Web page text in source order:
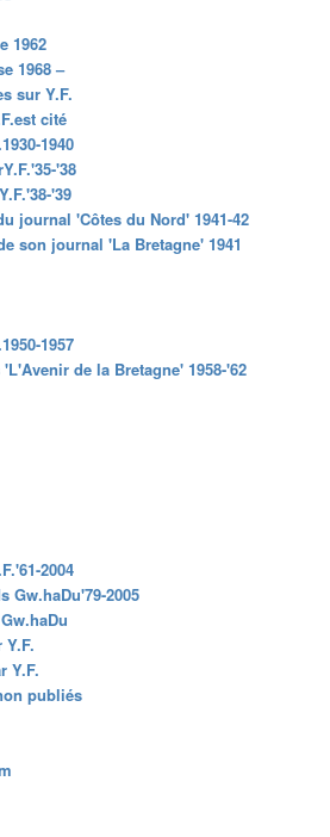
1962
1968 –
sur Y.F.
cité
1940
'38
'39
journal 'Côtes du Nord' 1941-42
son journal 'La Bretagne' 1941
1957
de la Bretagne' 1958-'62
2004
Gw.haDu'79-2005
Y.F.
publiés